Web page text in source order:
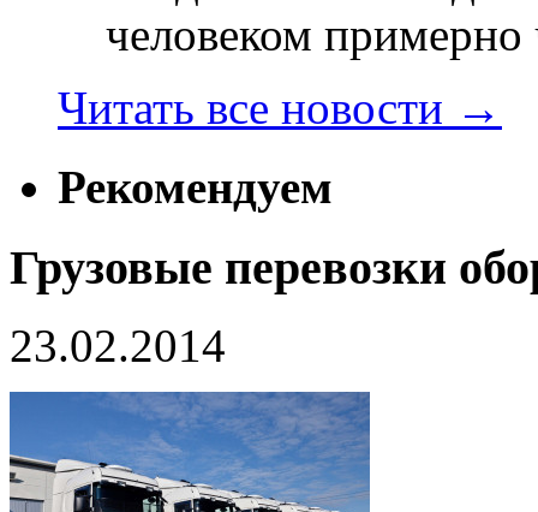
человеком примерно
Читать все новости →
Рекомендуем
Грузовые перевозки
23.02.2014